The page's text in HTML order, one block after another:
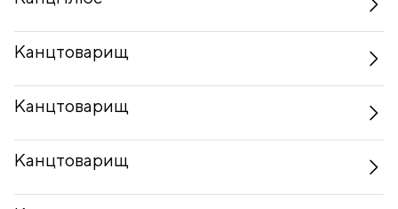
Канцтоварищ
Канцтоварищ
Канцтоварищ